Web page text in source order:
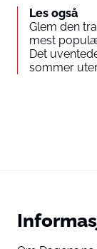
Les også
Glem den
mest
Det
sommer